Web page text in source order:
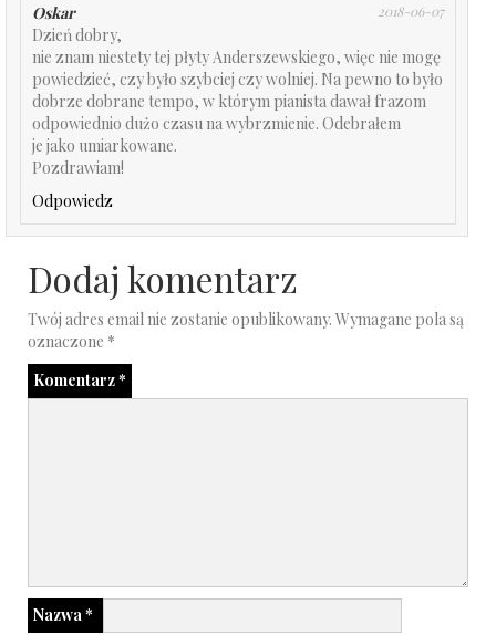
Oskar 2018-06-07
Dzień dobry,
nie znam niestety tej płyty Anderszewskiego, więc nie mogę
powiedzieć, czy było szybciej czy wolniej. Na pewno to było
dobrze dobrane tempo, w którym pianista dawał frazom
odpowiednio dużo czasu na wybrzmienie. Odebrałem
je jako umiarkowane.
Pozdrawiam!
Odpowiedz
Dodaj komentarz
Twój adres email nie zostanie opublikowany. Wymagane pola są
oznaczone *
Komentarz*
Nazwa *